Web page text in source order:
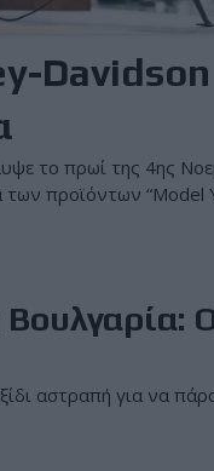
το πρωί της 4ης
των προϊόντων
αστραπή για να